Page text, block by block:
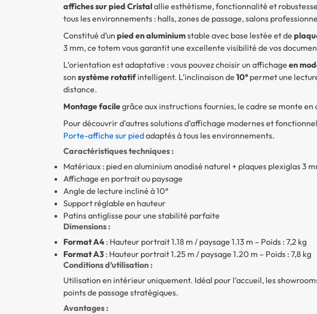
affiches sur pied Cristalallie esthétisme, fonctionnalité et
tous les environnements : halls, zones de passage, salons
Constitué d’un pied en aluminiumstable avec base lestée et de
3 mm, ce totem vous garantit une excellente visibilité de vos
L’orientation est adaptative : vous pouvez choisir un affichage en
son système rotatifintelligent. L’inclinaison de 10°permet une
distance.
Montage facilegrâce aux instructions fournies, le cadre se monte en
Pour découvrir d'autres solutions d’affichage modernes et
Porte-affiche sur piedadaptés à tous les environnements.
Caractéristiques techniques :
Matériaux : pied en aluminium anodisé naturel + plaques plexiglas 3
Affichage en portrait ou paysage
Angle de lecture incliné à 10°
Support réglable en hauteur
Patins antiglisse pour une stabilité parfaite
Dimensions :
Format A4: Hauteur portrait 1.18 m / paysage 1.13 m – Poids : 7,2 kg
Format A3: Hauteur portrait 1.25 m / paysage 1.20 m – Poids : 7,8 kg
Conditions d’utilisation :
Utilisation en intérieur uniquement. Idéal pour l’accueil, les
points de passage stratégiques.
Avantages :